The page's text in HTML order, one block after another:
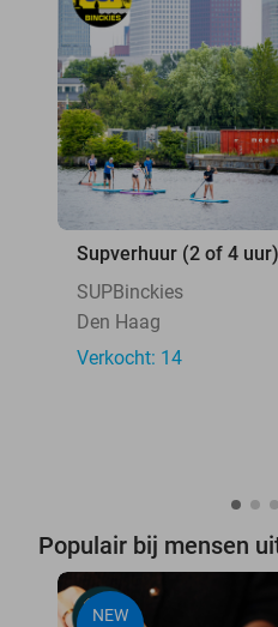
Supverhuur (2 of 4 uur)
SUPBinckies
Den Haag
Verkocht: 14
Populair bij mensen
NEW